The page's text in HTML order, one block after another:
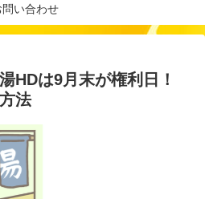
問い合わせ
HDは9月末が権利日！
法